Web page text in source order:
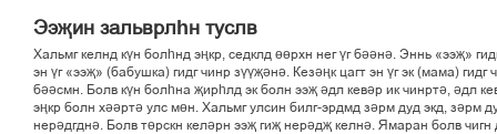
Ээҗин зальврлһн туслв
Хальмг келнд күн болһнд эңкр, седклд өөрхн нег үг бәәнә. Эннь «ээҗ»
эн үг «ээҗ» (бабушка) гидг чинр зүүҗәнә. Кезәңк цагт эн үг эк (мама) гидг
бәәсмн. Болв күн болһна җирһлд эк болн ээҗ әдл кевәр ик чинртә, әдл
эңкр болн хәәртә улс мөн. Хальмг улсин билг-эрдмд зәрм дуд экд, зәрм
нерәдгднә. Болв төрскн келәрн ээҗ гиҗ нерәдҗ келнә. Ямаран болв чигн